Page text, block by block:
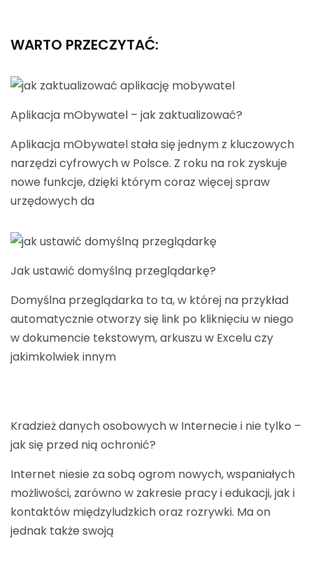
WARTO PRZECZYTAĆ:
Aplikacja mObywatel – jak zaktualizować?
Aplikacja mObywatel stała się jednym z kluczowych
narzędzi cyfrowych w Polsce. Z roku na rok zyskuje
nowe funkcje, dzięki którym coraz więcej spraw
urzędowych da
Jak ustawić domyślną przeglądarkę?
Domyślna przeglądarka to ta, w której na przykład
automatycznie otworzy się link po kliknięciu w niego
w dokumencie tekstowym, arkuszu w Excelu czy
jakimkolwiek innym
Kradzież danych osobowych w Internecie i nie tylko –
jak się przed nią ochronić?
Internet niesie za sobą ogrom nowych, wspaniałych
możliwości, zarówno w zakresie pracy i edukacji, jak i
kontaktów międzyludzkich oraz rozrywki. Ma on
jednak także swoją